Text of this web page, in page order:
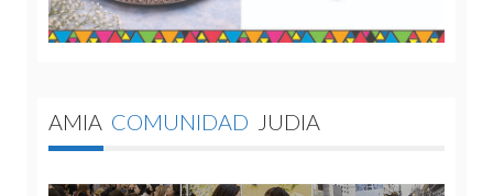
AMIA COMUNIDAD JUDIA